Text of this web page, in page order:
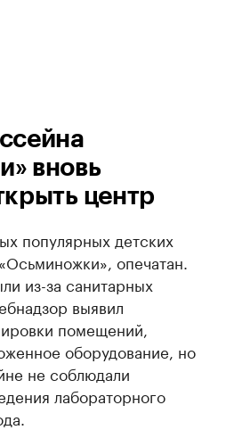
вновь
центр
популярных детских
опечатан.
из-за санитарных
выявил
помещений,
оборудование, но
не соблюдали
лабораторного